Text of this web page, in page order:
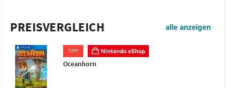
PREISVERGLEICH alle anzeigen
TIPP
Oceanhorn